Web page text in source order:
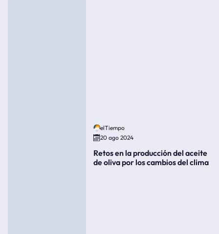
elTiempo
20 ago 2024
Retos en la producción del aceite
de oliva por los cambios del clima